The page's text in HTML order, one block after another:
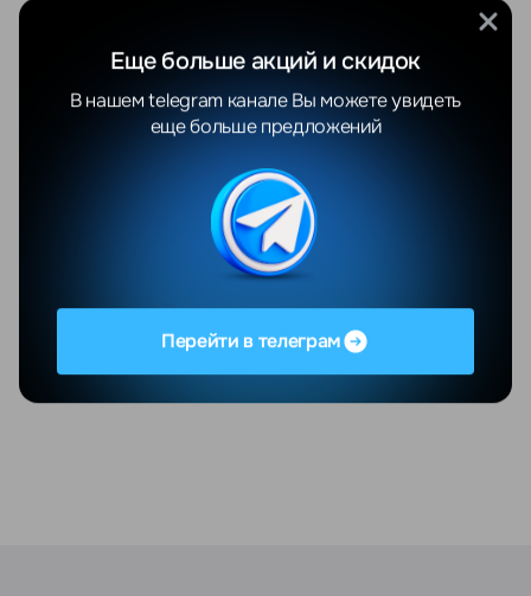
Перейти в телеграм
Еще больше акций и скидок
В нашем telegram канале Вы можете увидеть
еще больше предложений